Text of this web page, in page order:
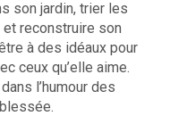
son jardin, trier les
reconstruire son
à des idéaux pour
ceux qu’elle aime.
l’humour des